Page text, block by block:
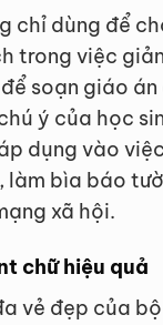
chỉ dùng để
trong việc
soạn giáo án
ý của học
dụng vào
làm bìa báo
xã hội.
chữ hiệu quả
vẻ đẹp của